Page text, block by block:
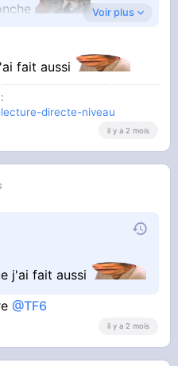
Voir plus
fait aussi
directe-niveau
il y a 2 mois
j'ai fait aussi
@TF6
il y a 2 mois